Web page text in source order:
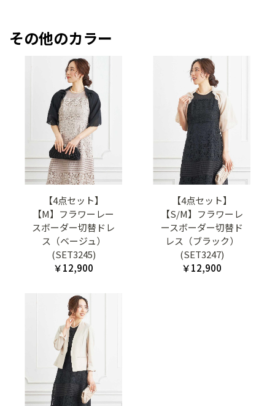
その他のカラー
【4点セット】
【M】フラワーレー
スボーダー切替ドレ
ス（ベージュ）
(SET3245)
￥12,900
【4点セット】
【S/M】フラワーレ
ースボーダー切替ド
レス（ブラック）
(SET3247)
￥12,900